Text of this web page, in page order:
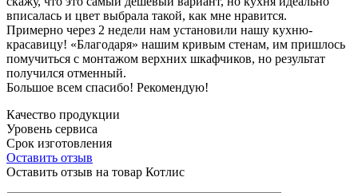
вписалась и цвет выбрала такой, как мне нравится.
Примерно через 2 недели нам установили нашу кухню-
красавицу! «Благодаря» нашим кривым стенам, им пришлось
помучиться с монтажом верхних шкафчиков, но результат
получился отменный.
Большое всем спасибо! Рекомендую!
Качество продукции
Уровень сервиса
Срок изготовления
Оставить отзыв
Оставить отзыв на товар Котлис